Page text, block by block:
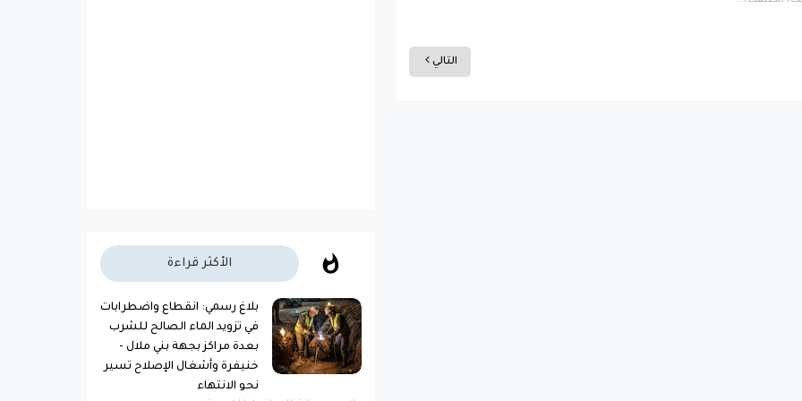
التالي
الأكثر قراءة
بلاغ رسمي: انقطاع واضطرابات
في تزويد الماء الصالح للشرب
بعدة مراكز بجهة بني ملال -
خنيفرة وأشغال الإصلاح تسير
نحو الانتهاء